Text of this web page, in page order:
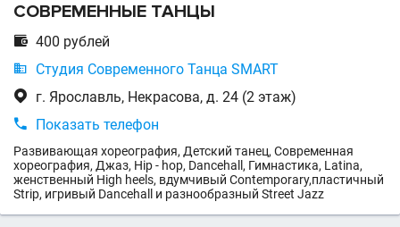
СОВРЕМЕННЫЕ ТАНЦЫ
 400 рублей
 Студия Современного Танца SMART
 г. Ярославль, Некрасова, д. 24 (2 этаж)
 Показать телефон
Развивающая хореография, Детский танец, Современная
хореография, Джаз, Hip - hop, Dancehall, Гимнастика, Latina,
женственный High heels, вдумчивый Contemporary,пластичный
Strip, игривый Dancehall и разнообразный Street Jazz